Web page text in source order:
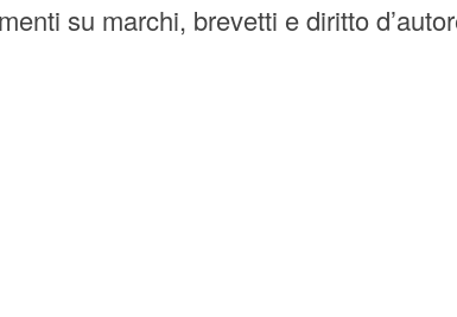
su marchi, brevetti e diritto